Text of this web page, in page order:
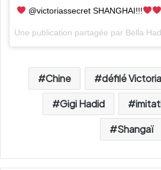
@victoriassecret SHANGHAI!!!
Une publication partagée par Bella
Chine défilé
Gigi Hadid
Shangaï